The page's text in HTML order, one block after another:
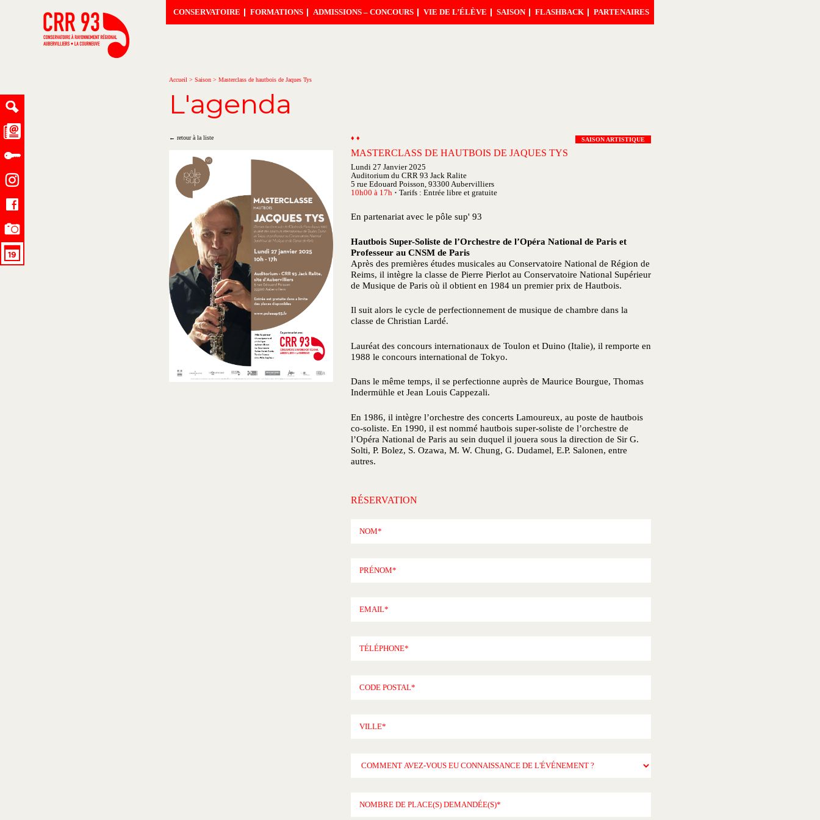
CONSERVATOIRE FORMATIONS ADMISSIONS – CONCOURS VIE DE L’ÉLÈVE SAISON FLASHBACK PARTENAIRES
Accueil > Saison > Masterclass de hautbois de Jaques Tys
L'agenda
← retour à la liste SAISON ARTISTIQUE
♦ ♦
MASTERCLASS DE HAUTBOIS DE JAQUES TYS
Lundi 27 Janvier 2025
Auditorium du CRR 93 Jack Ralite
5 rue Edouard Poisson, 93300 Aubervilliers
10h00 à 17h
● Tarifs : Entrée libre et gratuite
En partenariat avec le pôle sup' 93
Hautbois Super-Soliste de l’Orchestre de l’Opéra National de Paris et
Professeur au CNSM de Paris
Après des premières études musicales au Conservatoire National de Région de
Reims, il intègre la classe de Pierre Pierlot au Conservatoire National Supérieur
de Musique de Paris où il obtient en 1984 un premier prix de Hautbois.
Il suit alors le cycle de perfectionnement de musique de chambre dans la
classe de Christian Lardé.
Lauréat des concours internationaux de Toulon et Duino (Italie), il remporte en
1988 le concours international de Tokyo.
Dans le même temps, il se perfectionne auprès de Maurice Bourgue, Thomas
Indermühle et Jean Louis Cappezali.
En 1986, il intègre l’orchestre des concerts Lamoureux, au poste de hautbois
co-soliste. En 1990, il est nommé hautbois super-soliste de l’orchestre de
l’Opéra National de Paris au sein duquel il jouera sous la direction de Sir G.
Solti, P. Bolez, S. Ozawa, M. W. Chung, G. Dudamel, E.P. Salonen, entre
autres.
RÉSERVATION